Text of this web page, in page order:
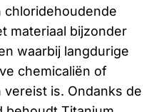
chloridehoudende
materiaal bijzonder
waarbij langdurige
chemicaliën of
is. Ondanks de